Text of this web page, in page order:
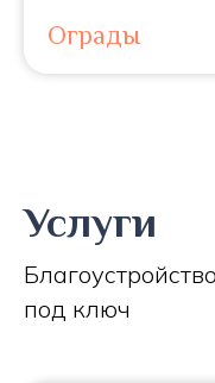
Ограды
Услуги
под ключ